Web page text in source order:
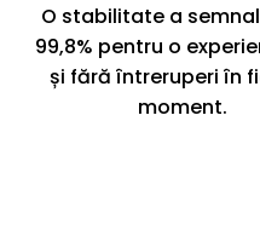
O stabilitate a
99,8% pentru o
și fără întreruperi în
moment.